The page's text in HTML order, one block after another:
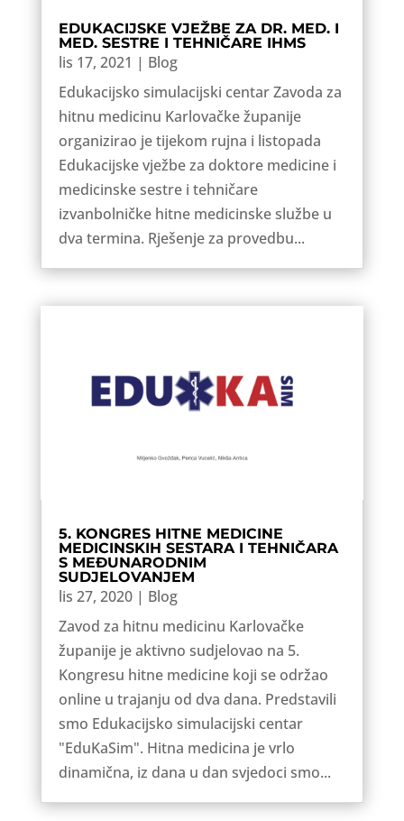
EDUKACIJSKE VJEŽBE ZA DR. MED. I
MED. SESTRE I TEHNIČARE IHMS
lis 17, 2021 | Blog
Edukacijsko simulacijski centar Zavoda za
hitnu medicinu Karlovačke županije
organizirao je tijekom rujna i listopada
Edukacijske vježbe za doktore medicine i
medicinske sestre i tehničare
izvanbolničke hitne medicinske službe u
dva termina. Rješenje za provedbu...
5. KONGRES HITNE MEDICINE
MEDICINSKIH SESTARA I TEHNIČARA
S MEĐUNARODNIM
SUDJELOVANJEM
lis 27, 2020| Blog
Zavod za hitnu medicinu Karlovačke
županije je aktivno sudjelovao na 5.
Kongresu hitne medicine koji se održao
online u trajanju od dva dana. Predstavili
smo Edukacijsko simulacijski centar
"EduKaSim". Hitna medicina je vrlo
dinamična, iz dana u dan svjedoci smo...